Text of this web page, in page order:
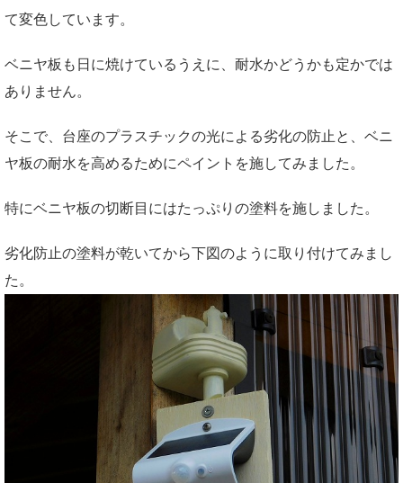
て変色しています。
ベニヤ板も日に焼けているうえに、耐水かどうかも定かでは
ありません。
そこで、台座のプラスチックの光による劣化の防止と、ベニ
ヤ板の耐水を高めるためにペイントを施してみました。
特にベニヤ板の切断目にはたっぷりの塗料を施しました。
劣化防止の塗料が乾いてから下図のように取り付けてみまし
た。